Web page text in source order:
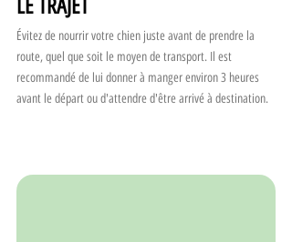
LE TRAJET
Évitez de nourrir votre chien juste avant de prendre la
route, quel que soit le moyen de transport. Il est
recommandé de lui donner à manger environ 3 heures
avant le départ ou d'attendre d'être arrivé à destination.